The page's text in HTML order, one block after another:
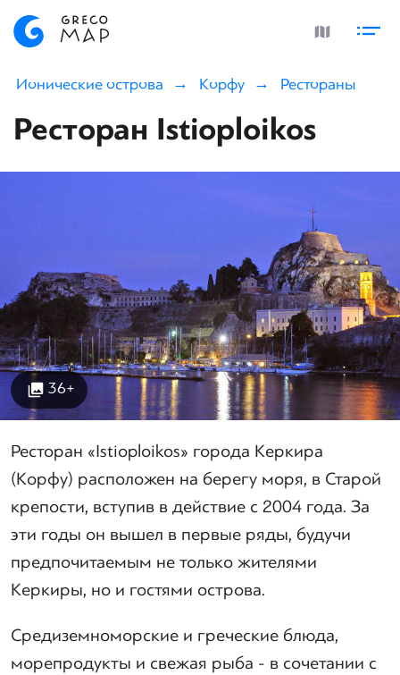
Ионические острова Корфу Рестораны
Ресторан Istioploikos
36+
Ресторан «Istioploikos» города Керкира
(Корфу) расположен на берегу моря, в Старой
крепости, вступив в действие с 2004 года. За
эти годы он вышел в первые ряды, будучи
предпочитаемым не только жителями
Керкиры, но и гостями острова.
Средиземноморские и греческие блюда,
морепродукты и свежая рыба - в сочетании с